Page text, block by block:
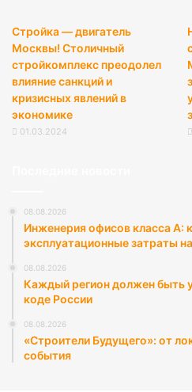
Стройка — двигатель
Москвы! Столичный
стройкомплекс преодолел
влияние санкций и
кризисных явлений в
экономике
01.03.2024
08.08.2026
Инженерия офисов класса А:
эксплуатационные затраты
08.08.2026
Каждый регион должен быть
коде России
08.08.2026
«Строители Будущего»: от
события